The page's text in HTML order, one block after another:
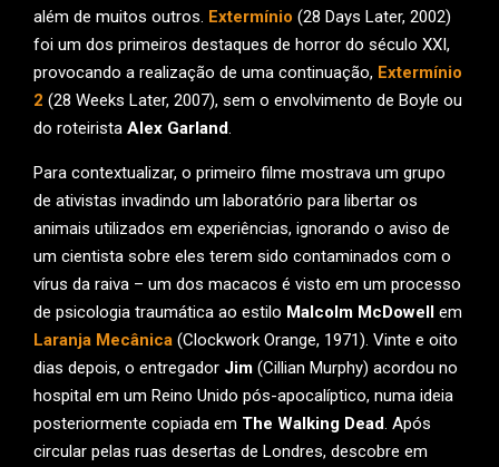
além de muitos outros. Extermínio (28 Days Later, 2002)
foi um dos primeiros destaques de horror do século XXI,
provocando a realização de uma continuação, Extermínio
2 (28 Weeks Later, 2007), sem o envolvimento de Boyle ou
do roteirista Alex Garland.
Para contextualizar, o primeiro filme mostrava um grupo
de ativistas invadindo um laboratório para libertar os
animais utilizados em experiências, ignorando o aviso de
um cientista sobre eles terem sido contaminados com o
vírus da raiva – um dos macacos é visto em um processo
de psicologia traumática ao estilo Malcolm McDowell em
Laranja Mecânica (Clockwork Orange, 1971). Vinte e oito
dias depois, o entregador Jim (Cillian Murphy) acordou no
hospital em um Reino Unido pós-apocalíptico, numa ideia
posteriormente copiada em The Walking Dead. Após
circular pelas ruas desertas de Londres, descobre em